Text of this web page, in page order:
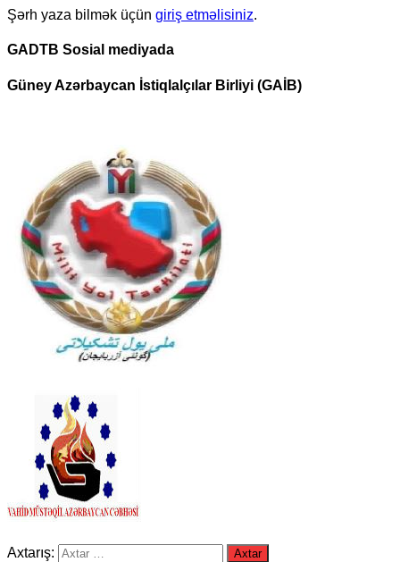
Şərh yaza bilmək üçün giriş etməlisiniz.
GADTB Sosial mediyada
Güney Azərbaycan İstiqlalçılar Birliyi (GAİB)
Axtarış: